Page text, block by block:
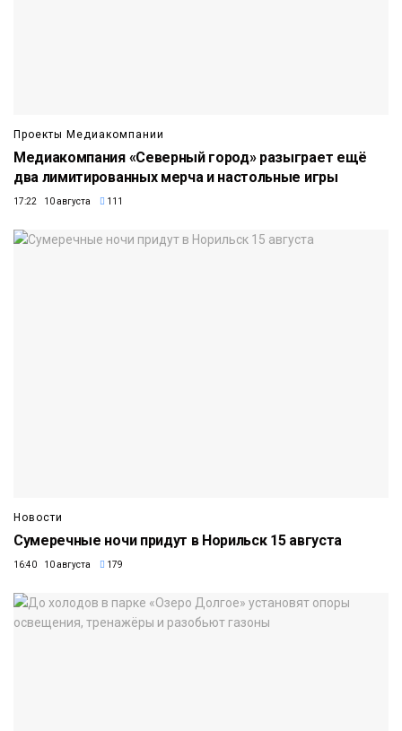
Проекты Медиакомпании
Медиакомпания «Северный город» разыграет ещё
два лимитированных мерча и настольные игры
17:22 10 августа 111
Новости
Сумеречные ночи придут в Норильск 15 августа
16:40 10 августа 179